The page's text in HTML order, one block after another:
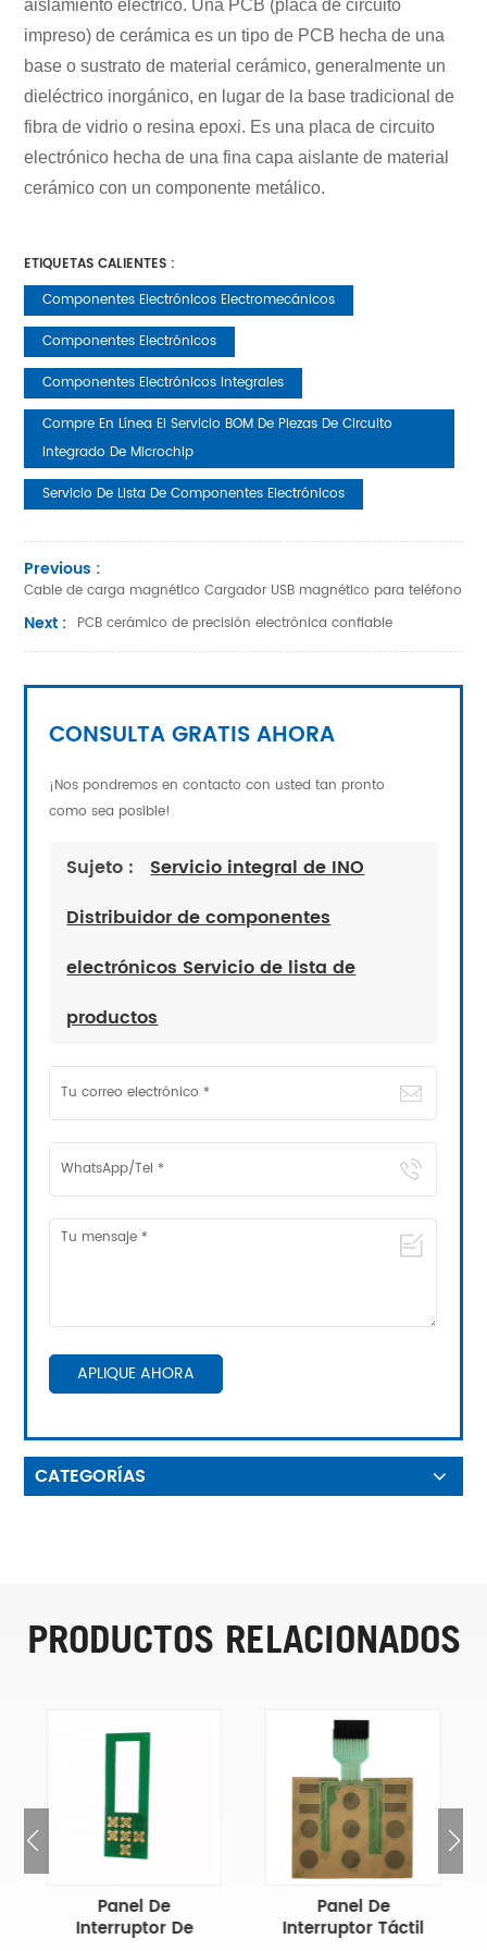
aislamiento eléctrico. Una PCB (placa de circuito
impreso) de cerámica es un tipo de PCB hecha de una
base o sustrato de material cerámico, generalmente un
dieléctrico inorgánico, en lugar de la base tradicional de
fibra de vidrio o resina epoxi. Es una placa de circuito
electrónico hecha de una fina capa aislante de material
cerámico con un componente metálico.
ETIQUETAS CALIENTES :
Componentes Electrónicos Electromecánicos
Componentes Electrónicos
Componentes Electrónicos Integrales
Compre En Línea El Servicio BOM De Piezas De Circuito
Integrado De Microchip
Servicio De Lista De Componentes Electrónicos
Previous :
Cable de carga magnético Cargador USB magnético para teléfono
Next : PCB cerámico de precisión electrónica confiable
CONSULTA GRATIS AHORA
¡Nos pondremos en contacto con usted tan pronto
como sea posible!
Sujeto :
Servicio integral de INO
Distribuidor de componentes
electrónicos Servicio de lista de
productos
APLIQUE AHORA
CATEGORÍAS
PRODUCTOS RELACIONADOS
Panel De
Interruptor De
Panel De
Interruptor Táctil